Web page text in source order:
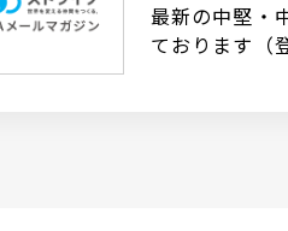
最新の中堅・
ております（